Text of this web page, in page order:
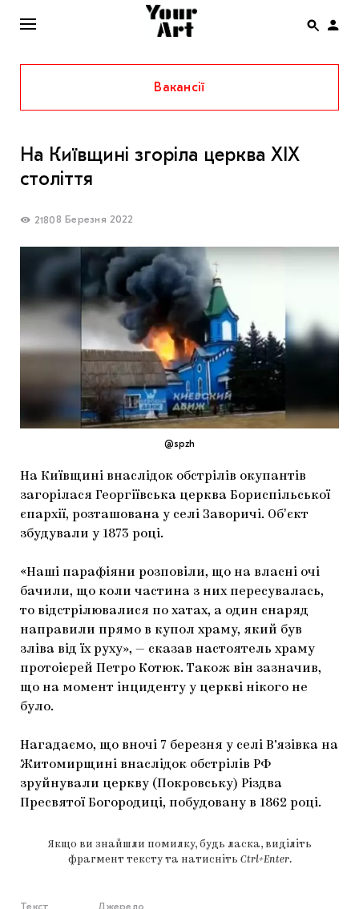
ENG
НОВИНИ
АФІША
КОЛОНКИ
СПЕЦПРОЄКТИ
THE UKRAINIAN PAVILION AT VENICE BIENNALE
2022
МАРІУПОЛЬСЬКІ МАРГІНАЛІЇ
ДОСЛІДНИЦЬКА ПЛАТФОРМА
ЗАПАЛЕННЯ
CARPATHIAN CULT ПРО РІЗДВЯНІ СВЯТА
Вакансії
На Київщині згоріла церква XIX
століття
2180 8 Березня 2022
@spzh
На Київщині внаслідок обстрілів окупантів
загорілася Георгіївська церква Бориспільської
єпархії, розташована у селі Заворичі. Обʼєкт
збудували у 1873 році.
«Наші парафіяни розповіли, що на власні очі
бачили, що коли частина з них пересувалась,
то відстрілювалися по хатах, а один снаряд
направили прямо в купол храму, який був
зліва від їх руху», — сказав настоятель храму
протоієрей Петро Котюк. Також він зазначив,
що на момент інциденту у церкві нікого не
було.
Нагадаємо, що вночі 7 березня у селі В’язівка на
Житомирщині внаслідок обстрілів РФ
зруйнували церкву (Покровську) Різдва
Пресвятої Богородиці, побудовану в 1862 році.
Якщо ви знайшли помилку, будь ласка, виділіть
фрагмент тексту та натисніть Ctrl+Enter.
Текст
Джерело